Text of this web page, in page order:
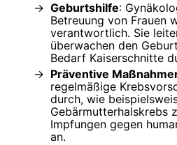
Geburtshilfe:
Betreuung von Frauen
verantwortlich. Sie
überwachen den
Bedarf Kaiserschnitte
Präventive
regelmäßige
durch, wie
Gebärmutterhalskrebs
Impfungen gegen
an.